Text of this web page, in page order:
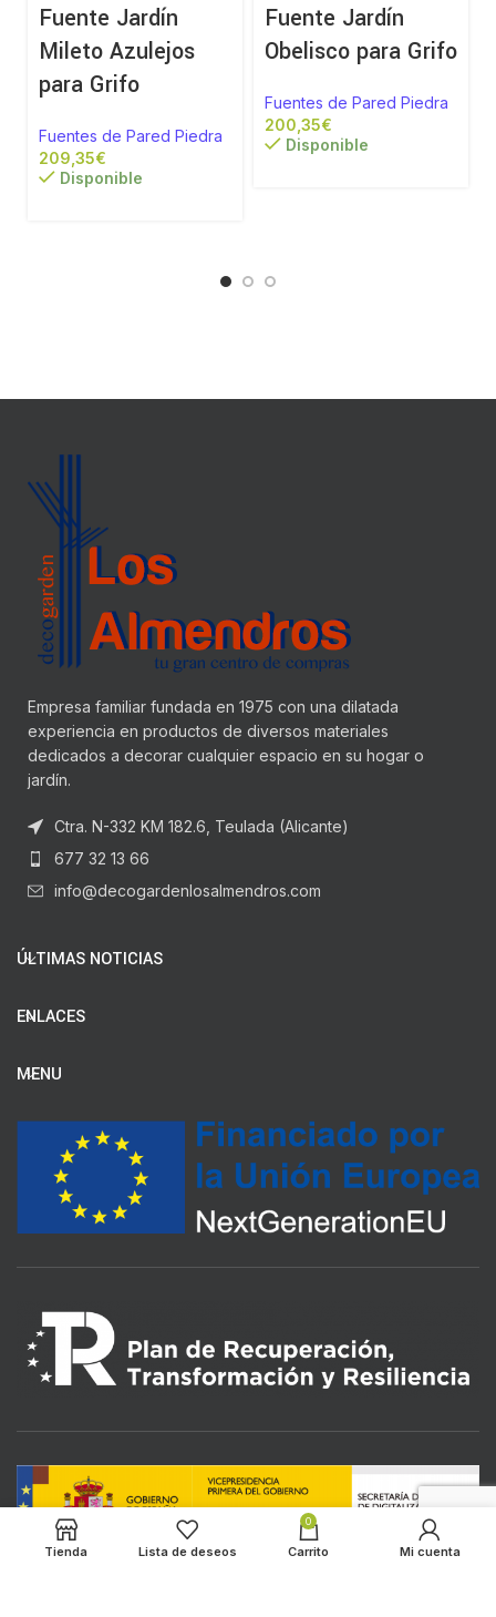
Fuente Jardín
Mileto Azulejos
para Grifo
Fuentes de Pared Piedra
€
Disponible
Fuente Jardín
Obelisco para Grifo
Fuentes de Pared Piedra
€
Disponible
Empresa familiar fundada en 1975 con una dilatada
experiencia en productos de diversos materiales
dedicados a decorar cualquier espacio en su hogar o
jardín.
Ctra. N-332 KM 182.6, Teulada (Alicante)
677 32 13 66
info@decogardenlosalmendros.com
ÚLTIMAS NOTICIAS
ENLACES
MENU
Tienda Lista de deseos
0
Carrito Mi cuenta